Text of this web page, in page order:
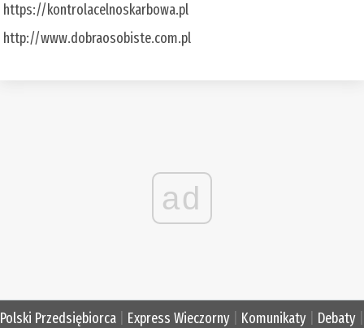
https://kontrolacelnoskarbowa.pl
http://www.dobraosobiste.com.pl
ad
Polski Przedsiębiorca Express Wieczorny Komunikaty Debaty